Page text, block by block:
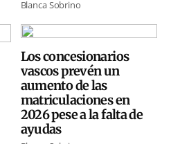
Blanca Sobrino
Los concesionarios
vascos prevén un
aumento de las
matriculaciones en
2026 pese a la falta de
ayudas